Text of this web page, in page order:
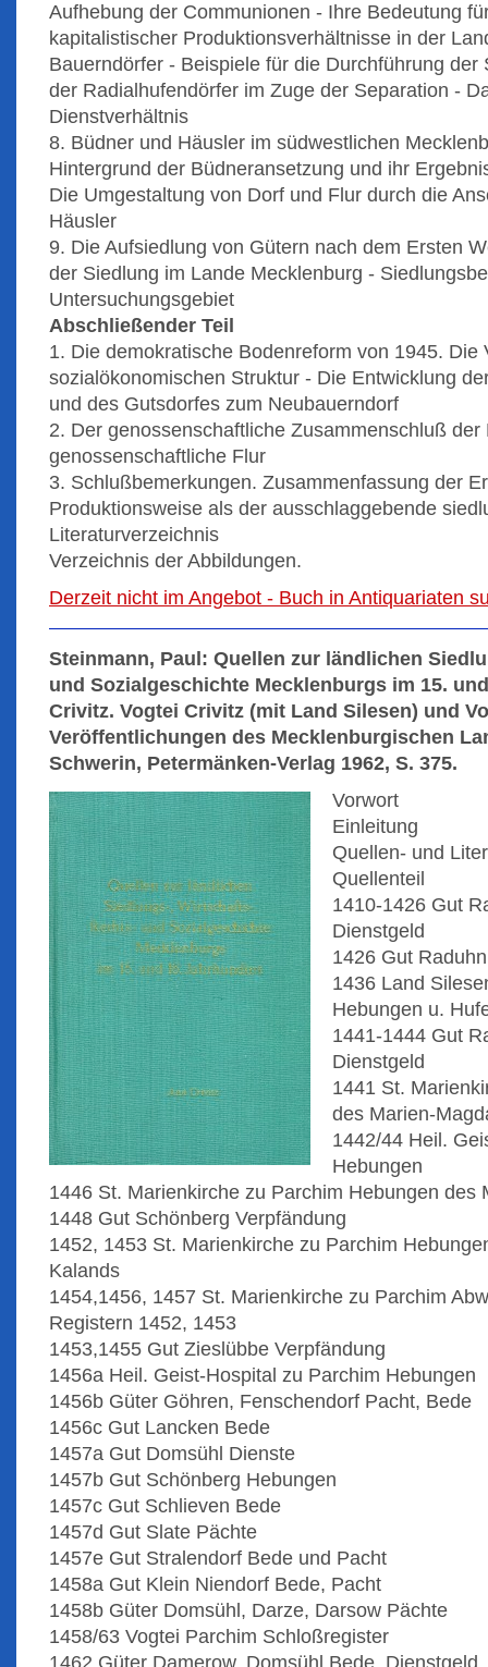
Aufhebung der Communionen - Ihre Bedeutung
kapitalistischer Produktionsverhältnisse in der
Bauerndörfer - Beispiele für die Durchführung
der Radialhufendörfer im Zuge der Separation -
Dienstverhältnis
8. Büdner und Häusler im südwestlichen
Hintergrund der Büdneransetzung und ihr
Die Umgestaltung von Dorf und Flur durch die
Häusler
9. Die Aufsiedlung von Gütern nach dem Ersten
der Siedlung im Lande Mecklenburg -
Untersuchungsgebiet
Abschließender Teil
1. Die demokratische Bodenreform von 1945. Die
sozialökonomischen Struktur - Die Entwicklung
und des Gutsdorfes zum Neubauerndorf
2. Der genossenschaftliche Zusammenschluß der
genossenschaftliche Flur
3. Schlußbemerkungen. Zusammenfassung der
Produktionsweise als der ausschlaggebende
Literaturverzeichnis
Verzeichnis der Abbildungen.
Derzeit nicht im Angebot - Buch in Antiquariaten
Steinmann, Paul: Quellen zur ländlichen
und Sozialgeschichte Mecklenburgs im 15.
Crivitz. Vogtei Crivitz (mit Land Silesen) und
Veröffentlichungen des Mecklenburgischen
Schwerin, Petermänken-Verlag 1962, S. 375.
Vorwort
Einleitung
Quellen- und
Quellenteil
1410-1426 Gut
Dienstgeld
1426 Gut
1436 Land
Hebungen u.
1441-1444 Gut
Dienstgeld
1441 St.
des Marien-
1442/44 Heil.
Hebungen
1446 St. Marienkirche zu Parchim Hebungen des
1448 Gut Schönberg Verpfändung
1452, 1453 St. Marienkirche zu Parchim
Kalands
1454,1456, 1457 St. Marienkirche zu Parchim
Registern 1452, 1453
1453,1455 Gut Zieslübbe Verpfändung
1456a Heil. Geist-Hospital zu Parchim Hebungen
1456b Güter Göhren, Fenschendorf Pacht, Bede
1456c Gut Lancken Bede
1457a Gut Domsühl Dienste
1457b Gut Schönberg Hebungen
1457c Gut Schlieven Bede
1457d Gut Slate Pächte
1457e Gut Stralendorf Bede und Pacht
1458a Gut Klein Niendorf Bede, Pacht
1458b Güter Domsühl, Darze, Darsow Pächte
1458/63 Vogtei Parchim Schloßregister
1462 Güter Damerow, Domsühl Bede, Dienstgeld